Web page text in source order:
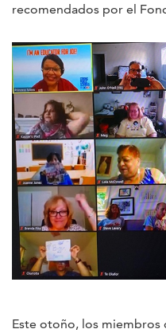
recomendados por el
Este otoño, los miembros